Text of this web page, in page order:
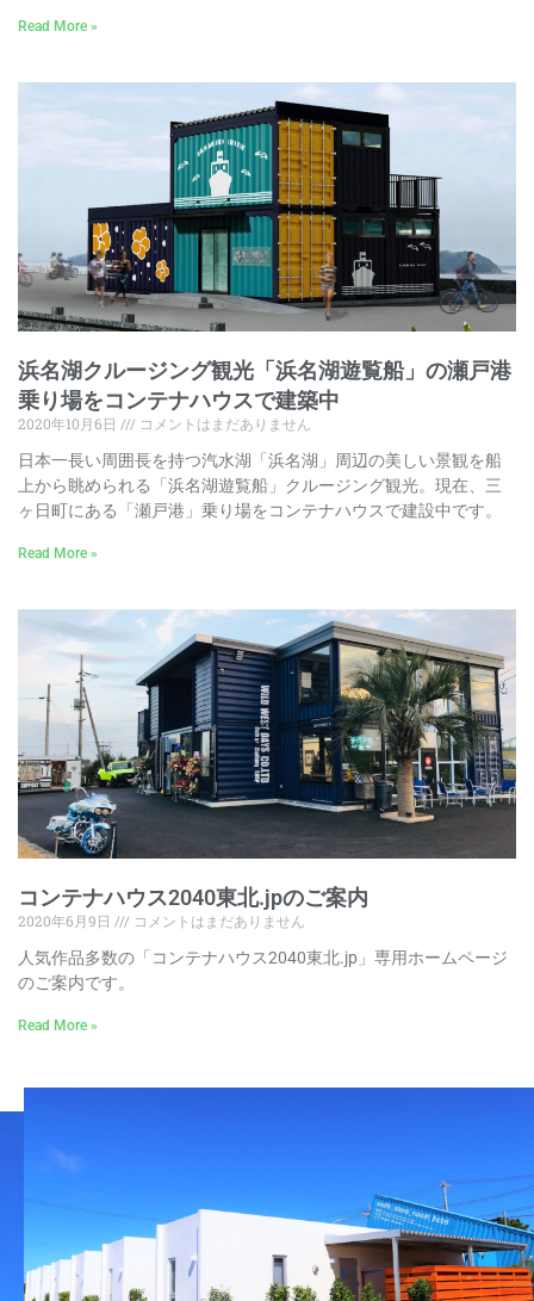
Read More »
浜名湖クルージング観光「浜名湖遊覧船」の瀬戸港
乗り場をコンテナハウスで建築中
2020年10月6日
コメントはまだありません
日本一長い周囲長を持つ汽水湖「浜名湖」周辺の美しい景観を船
上から眺められる「浜名湖遊覧船」クルージング観光。現在、三
ヶ日町にある「瀬戸港」乗り場をコンテナハウスで建設中です。
Read More »
コンテナハウス2040東北.jpのご案内
2020年6月9日
コメントはまだありません
人気作品多数の「コンテナハウス2040東北.jp」専用ホームページ
のご案内です。
Read More »